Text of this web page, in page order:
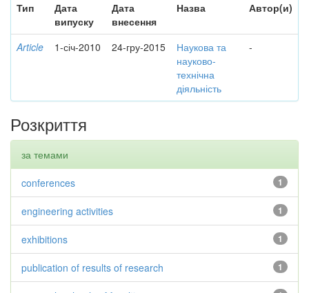
Тип
Дата
випуску
Дата
внесення
Назва Автор(и)
Article 1-січ-2010 24-гру-2015
Наукова та
науково-
технічна
діяльність
-
Розкриття
за темами
1
conferences
1
engineering activities
1
exhibitions
1
publication of results of research